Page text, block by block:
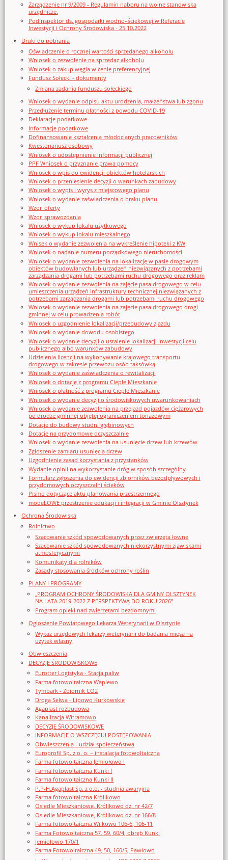
Zarządzenie nr 9/2009 - Regulamin naboru na wolne stanowiska
urzędnicze.
Podinspektor ds. gospodarki wodno–ściekowej w Referacie
Inwestycji i Ochrony Środowiska - 25.10.2022
Druki do pobrania
Oświadczenie o rocznej wartości sprzedanego alkoholu
Wniosek o zezwolenie na sprzedaz alkoholu
Wniosek o zakup węgla w cenie preferencyjnej
Fundusz Sołecki - dokumenty
Zmiana zadania funduszu sołeckiego
Wniosek o wydanie odpisu aktu urodzenia, małżeństwa lub zgonu
Przedłużenie terminu płatności z powodu COVID-19
Deklaracje podatkowe
Informacje podatkowe
Dofinansowanie kształcenia młodocianych pracowników
Kwestonariusz osobowy
Wniosek o udostępnienie informacji publicznej
PPF Wniosek o przyznanie prawa pomocy
Wniosek o wpis do ewidencji obiektów hotelarskich
Wniosek o przeniesienie decyzji o warunkach zabudowy
Wniosek o wypis i wyrys z miejscowego planu
Wniosek o wydanie zaświadczenia o braku planu
Wzor_oferty
Wzor_sprawozdania
Wniosek o wykup lokalu użytkowego
Wniosek o wykup lokalu mieszkalnego
Wnisek o wydanie zezwolenia na wykreślenie hipoteki z KW
Wniosek o nadanie numeru porządkowego nieruchomości
Wniosek o wydanie zezwolenia na lokalizację w pasie drogowym
obiektów budowlanych lub urządzeń niezwiązanych z potrzebami
zarządzania drogami lub potrzebami ruchu drogowego oraz reklam
Wniosek o wydanie zezwolenia na zajęcie pasa drogowego w celu
umieszczenia urządzeń infrastruktury technicznej niezwiązanych z
potrzebami zarządzania drogami lub potrzebami ruchu drogowego
Wniosek o wydanie zezwolenia na zajęcie pasa drogowego drogi
gminnej w celu prowadzenia robót
Wniosek o uzgodnienie lokalizacji/przebudowy zjazdu
Wniosek o wydanie dowodu osobistego
Wniosek o wydanie decyzji o ustalenie lokalizacji inwestycji celu
publicznego albo warunków zabudowy
Udzielenia licencji na wykonywanie krajowego transportu
drogowego w zakresie przewozu osób taksówką
Wniosek o wydanie zaświadczenia o rewitalizacji
Wniosek o dotację z programu Ciepłe Mieszkanie
Wniosek o płatność z programu Ciepłe Mieszkanie
Wniosek o wydanie decyzji o środowiskowych uwarunkowaniach
Wniosek o wydanie zezwolenia na przejazd pojazdów ciężarowych
po drodze gminnej objętej ograniczeniem tonażowym
Dotacje do budowy studni głębinowych
Dotacje na przydomowe oczyszczalnie
Wniosek o wydanie zezwolenia na usunięcie drzew lub krzewów
Zgłoszenie zamiaru usunięcia drzew
Uzgodnienie zasad korzystania z przystanków
Wydanie opinii na wykorzystanie dróg w sposób szczególny
Formularz zgłoszenia do ewidencji zbiorników bezodpływowych i
przydomowych oczyszczalni ścieków
Pismo dotyczące aktu planowania przestrzennego
modeLOWE przestrzenie edukacji i integracji w Gminie Olsztynek
Ochrona Środowiska
Rolnictwo
Szacowanie szkód spowodowanych przez zwierzęta łowne
Szacowanie szkód spowodowanych niekorzystnymi zjawiskami
atmosferycznymi
Komunikaty dla rolników
Zasady stosowania środków ochrony roślin
PLANY I PROGRAMY
„PROGRAM OCHRONY ŚRODOWISKA DLA GMINY OLSZTYNEK
NA LATA 2019-2022 Z PERSPEKTYWĄ DO ROKU 2026”
Program opieki nad zwierzętami bezdomnymi
Ogloszenie Powiatowego Lekarza Weterynarii w Olsztynie
Wykaz urzędowych lekarzy weterynarii do badania mięsa na
użytek własny
Obwieszczenia
DECYZJE ŚRODOWISKOWE
Eurotter Logistyka - Stacja paliw
Farma fotowoltaiczna Waplewo
Tymbark - Zbiornik CO2
Droga Selwa - Lipowo Kurkowskie
Agaplast rozbudowa
Kanalizacja Witramowo
DECYZJE ŚRODOWISKOWE
INFORMACJE O WSZCZĘCIU POSTĘPOWANIA
Obwieszczenia - udział społeczeństwa
Europrofil Sp. z o. o. – instalacja fotowoltaiczna
Farma fotowoltaiczna Jemiołowo I
Farma fotowoltaiczna Kunki I
Farma fotowoltaiczna Kunki II
P.P-H.Agaplast Sp. z o.o. - studnia awaryjna
Farma fotowoltaiczna Królikowo
Osiedle Mieszkaniowe, Królikowo dz. nr 42/7
Osiedle Mieszkaniowe, Królikowo dz. nr 166/8
Farma fotowoltaiczna Wilkowo 106-6, 106-11
Farma Fotowoltaiczna 57, 59, 60/4, obręb Kunki
Jemiołowo 170/1
Farma Fotowoltaiczna 49, 50, 160/5, Pawłowo